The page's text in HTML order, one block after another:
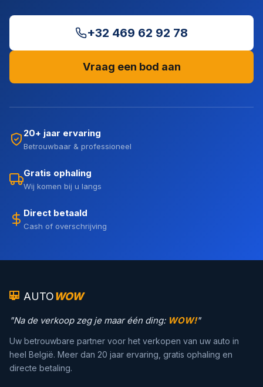
+32 469 62 92 78
Vraag een bod aan
20+ jaar ervaring
Betrouwbaar & professioneel
Gratis ophaling
Wij komen bij u langs
Direct betaald
Cash of overschrijving
AUTOWOW
"Na de verkoop zeg je maar één ding: WOW!"
Uw betrouwbare partner voor het verkopen van uw auto in
heel België. Meer dan 20 jaar ervaring, gratis ophaling en
directe betaling.